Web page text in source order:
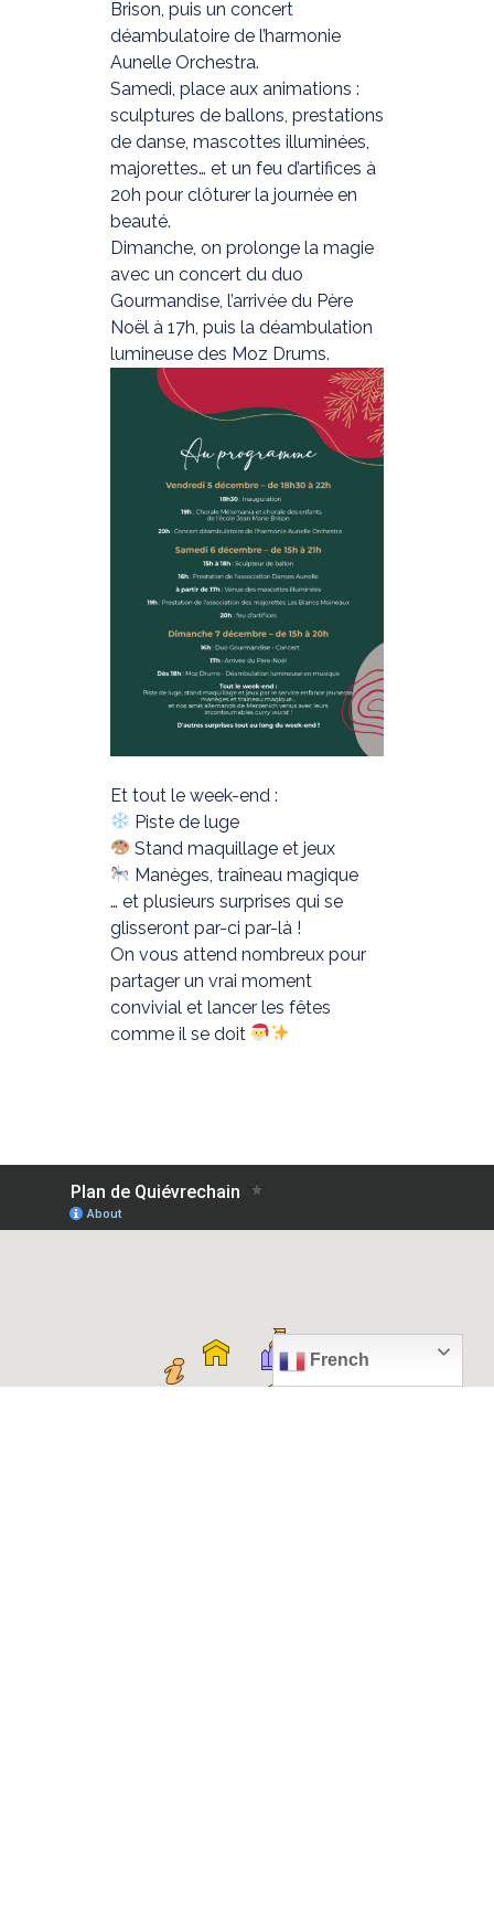
Brison, puis un concert
déambulatoire de l’harmonie
Aunelle Orchestra.
Samedi, place aux animations :
sculptures de ballons, prestations
de danse, mascottes illuminées,
majorettes… et un feu d’artifices à
20h pour clôturer la journée en
beauté.
Dimanche, on prolonge la magie
avec un concert du duo
Gourmandise, l’arrivée du Père
Noël à 17h, puis la déambulation
lumineuse des Moz Drums.
Et tout le week-end :
Piste de luge
Stand maquillage et jeux
Manèges, traîneau magique
… et plusieurs surprises qui se
glisseront par-ci par-là !
On vous attend nombreux pour
partager un vrai moment
convivial et lancer les fêtes
comme il se doit
French